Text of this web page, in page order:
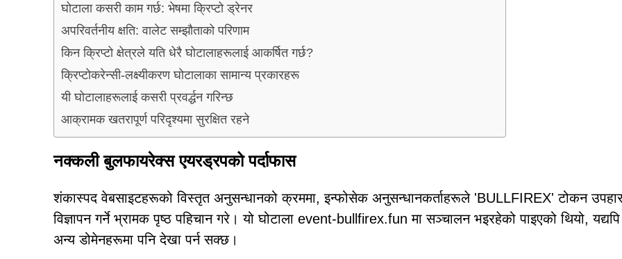
घोटाला कसरी काम गर्छ: भेषमा क्रिप्टो ड्रेनर
अपरिवर्तनीय क्षति: वालेट सम्झौताको परिणाम
किन क्रिप्टो क्षेत्रले यति धेरै घोटालाहरूलाई आकर्षित गर्छ?
क्रिप्टोकरेन्सी-लक्ष्यीकरण घोटालाका सामान्य प्रकारहरू
यी घोटालाहरूलाई कसरी प्रवर्द्धन गरिन्छ
आक्रामक खतरापूर्ण परिदृश्यमा सुरक्षित रहने
नक्कली बुलफायरेक्स एयरड्रपको पर्दाफास
शंकास्पद वेबसाइटहरूको विस्तृत अनुसन्धानको क्रममा, इन्फोसेक अनुसन्धानकर्ताहरूले 'BULLFIREX' टोकन
विज्ञापन गर्ने भ्रामक पृष्ठ पहिचान गरे। यो घोटाला event-bullfirex.fun मा सञ्चालन भइरहेको पाइएको थियो, यद्यपि
अन्य डोमेनहरूमा पनि देखा पर्न सक्छ।